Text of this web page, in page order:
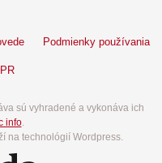
Podmienky používania
sú vyhradené a vykonáva ich
info.
na technológií Wordpress.